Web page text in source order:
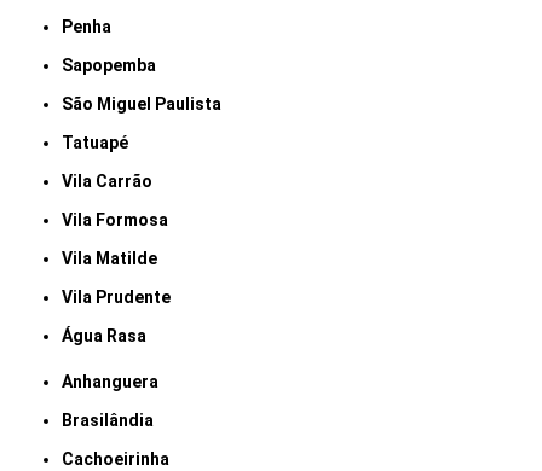
Penha
Sapopemba
São Miguel Paulista
Tatuapé
Vila Carrão
Vila Formosa
Vila Matilde
Vila Prudente
Água Rasa
Anhanguera
Brasilândia
Cachoeirinha